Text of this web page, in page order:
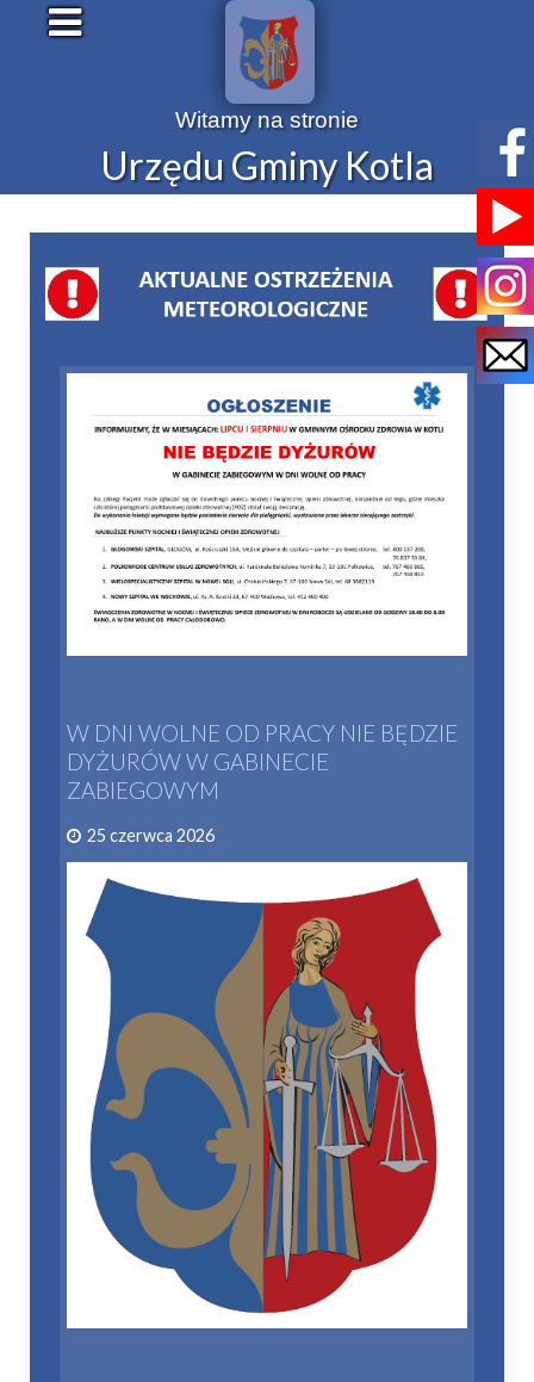
Witamy na stronie
Urzędu Gminy Kotla
W DNI WOLNE OD PRACY NIE BĘDZIE
DYŻURÓW W GABINECIE
ZABIEGOWYM
25 czerwca 2026